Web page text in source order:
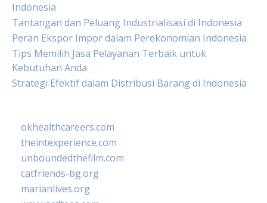
Indonesia
Tantangan dan Peluang Industrialisasi di Indonesia
Peran Ekspor Impor dalam Perekonomian Indonesia
Tips Memilih Jasa Pelayanan Terbaik untuk
Kebutuhan Anda
Strategi Efektif dalam Distribusi Barang di Indonesia
okhealthcareers.com
theintexperience.com
unboundedthefilm.com
catfriends-bg.org
marianlives.org